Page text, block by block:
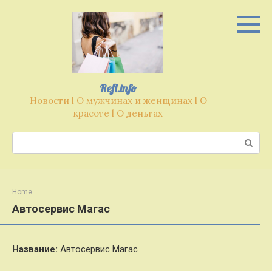
Refl.info
Новости l О мужчинах и женщинах l О
красоте l О деньгах
Поиск:
Home
Автосервис Магас
Название: Автосервис Магас